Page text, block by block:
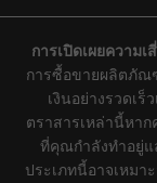
การเปิดเผยความเ
การซื้อขายผลิตภัณ
เงินอย่างรวดเร็
ตราสารเหล่านี้หา
ที่คุณกำลังทำอยู่แ
ประเภทนี้อาจเหมา